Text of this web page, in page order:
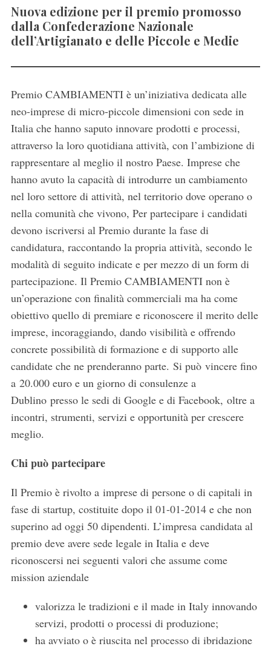
Nuova edizione per il premio promosso
dalla Confederazione Nazionale
dell’Artigianato e delle Piccole e Medie
Premio CAMBIAMENTI è un’iniziativa dedicata alle
neo-imprese di micro-piccole dimensioni con sede in
Italia che hanno saputo innovare prodotti e processi,
attraverso la loro quotidiana attività, con l’ambizione di
rappresentare al meglio il nostro Paese. Imprese che
hanno avuto la capacità di introdurre un cambiamento
nel loro settore di attività, nel territorio dove operano o
nella comunità che vivono, Per partecipare i candidati
devono iscriversi al Premio durante la fase di
candidatura, raccontando la propria attività, secondo le
modalità di seguito indicate e per mezzo di un form di
partecipazione. Il Premio CAMBIAMENTI non è
un’operazione con finalità commerciali ma ha come
obiettivo quello di premiare e riconoscere il merito delle
imprese, incoraggiando, dando visibilità e offrendo
concrete possibilità di formazione e di supporto alle
candidate che ne prenderanno parte. Si può vincere fino
a 20.000 euro e un giorno di consulenze a
Dublino presso le sedi di Google e di Facebook, oltre a
incontri, strumenti, servizi e opportunità per crescere
meglio.
Chi può partecipare
Il Premio è rivolto a imprese di persone o di capitali in
fase di startup, costituite dopo il 01-01-2014 e che non
superino ad oggi 50 dipendenti. L’impresa candidata al
premio deve avere sede legale in Italia e deve
riconoscersi nei seguenti valori che assume come
mission aziendale
valorizza le tradizioni e il made in Italy innovando
servizi, prodotti o processi di produzione;
ha avviato o è riuscita nel processo di ibridazione